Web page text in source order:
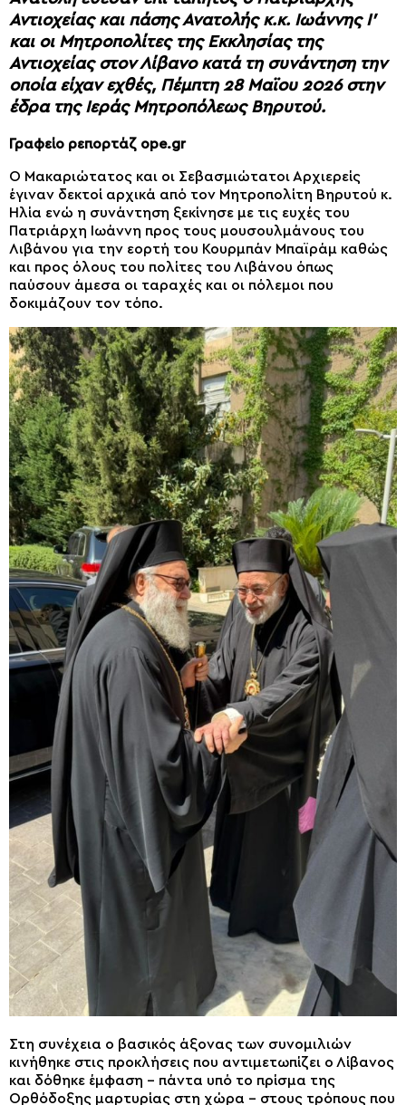
Αντιοχείας και πάσης Ανατολής κ.κ. Ιωάννης Ι’
και οι Μητροπολίτες της Εκκλησίας της
Αντιοχείας στον Λίβανο κατά τη συνάντηση την
οποία είχαν εχθές, Πέμπτη 28 Μαϊου 2026 στην
έδρα της Ιεράς Μητροπόλεως Βηρυτού.
Γραφείο ρεπορτάζ ope.gr
Ο Μακαριώτατος και οι Σεβασμιώτατοι Αρχιερείς
έγιναν δεκτοί αρχικά από τον Μητροπολίτη Βηρυτού κ.
Ηλία ενώ η συνάντηση ξεκίνησε με τις ευχές του
Πατριάρχη Ιωάννη προς τους μουσουλμάνους του
Λιβάνου για την εορτή του Κουρμπάν Μπαϊράμ καθώς
και προς όλους του πολίτες του Λιβάνου όπως
παύσουν άμεσα οι ταραχές και οι πόλεμοι που
δοκιμάζουν τον τόπο.
Στη συνέχεια ο βασικός άξονας των συνομιλιών
κινήθηκε στις προκλήσεις που αντιμετωπίζει ο Λίβανος
και δόθηκε έμφαση – πάντα υπό το πρίσμα της
Ορθόδοξης μαρτυρίας στη χώρα – στους τρόπους που